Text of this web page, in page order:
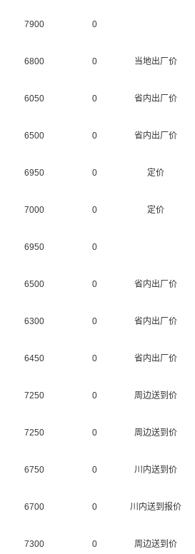
7900 0
6800 0 当地出厂价
6050 0 省内出厂价
6500 0 省内出厂价
6950 0 定价
7000 0 定价
6950 0
6500 0 省内出厂价
6300 0 省内出厂价
6450 0 省内出厂价
7250 0 周边送到价
7250 0 周边送到价
6750 0 川内送到价
6700 0 川内送到报价
7300 0 周边送到价